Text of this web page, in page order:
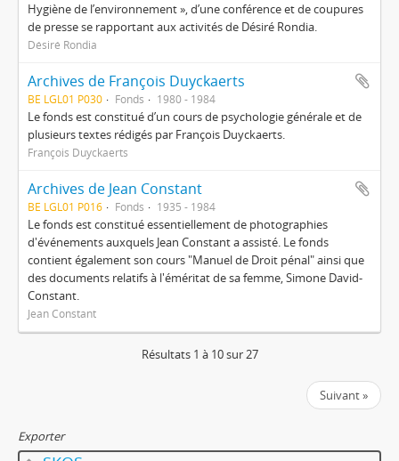
Hygiène de l’environnement », d’une conférence et de coupures
de presse se rapportant aux activités de Désiré Rondia.
Désiré Rondia
Archives de François Duyckaerts
BE LGL01 P030 Fonds 1980 - 1984
Le fonds est constitué d’un cours de psychologie générale et de
plusieurs textes rédigés par François Duyckaerts.
François Duyckaerts
Archives de Jean Constant
BE LGL01 P016 Fonds 1935 - 1984
Le fonds est constitué essentiellement de photographies
d'événements auxquels Jean Constant a assisté. Le fonds
contient également son cours "Manuel de Droit pénal" ainsi que
des documents relatifs à l'éméritat de sa femme, Simone David-
Constant.
Jean Constant
Résultats 1 à 10 sur 27
Suivant »
Exporter